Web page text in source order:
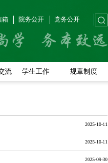
箱 院务公开 党务公开
流 学生工作 规章制度
2025-10-11
2025-10-11
2025-09-30